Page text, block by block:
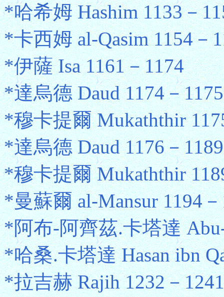
*哈希姆 Hashim 1133－
*卡西姆 al-Qasim 1154－
*伊薩 Isa 1161－1174
*達烏德 Daud 1174－
*穆卡提爾 Mukaththir
*達烏德 Daud 1176－
*穆卡提爾 Mukaththir
*曼蘇爾 al-Mansur 1194
*阿布-阿齊茲.卡塔達
*哈桑.卡塔達 Hasan ibn
*拉吉赫 Rajih 1232－1241